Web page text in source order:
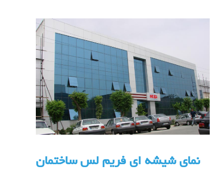
نمای شیشه ای فریم لس ساختمان